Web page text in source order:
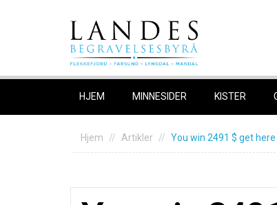
HJEM MINNESIDER KISTER
Hjem Artikler You win 2491 $ get